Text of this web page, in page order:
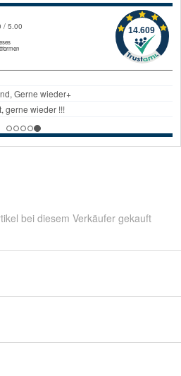
bei diesem Verkäufer gekauft